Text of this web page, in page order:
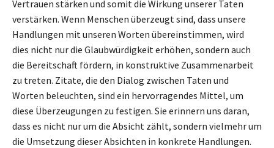
Vertrauen stärken und somit die Wirkung unserer Taten
verstärken. Wenn Menschen überzeugt sind, dass unsere
Handlungen mit unseren Worten übereinstimmen, wird
dies nicht nur die Glaubwürdigkeit erhöhen, sondern auch
die Bereitschaft fördern, in konstruktive Zusammenarbeit
zu treten. Zitate, die den Dialog zwischen Taten und
Worten beleuchten, sind ein hervorragendes Mittel, um
diese Überzeugungen zu festigen. Sie erinnern uns daran,
dass es nicht nur um die Absicht zählt, sondern vielmehr um
die Umsetzung dieser Absichten in konkrete Handlungen.